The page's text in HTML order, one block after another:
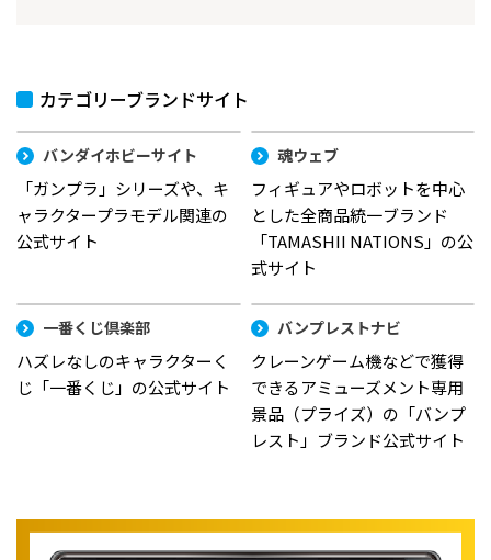
カテゴリーブランドサイト
バンダイホビーサイト
「ガンプラ」シリーズや、キ
ャラクタープラモデル関連の
公式サイト
魂ウェブ
フィギュアやロボットを中心
とした全商品統一ブランド
「TAMASHII NATIONS」の公
式サイト
一番くじ倶楽部
ハズレなしのキャラクターく
じ「一番くじ」の公式サイト
バンプレストナビ
クレーンゲーム機などで獲得
できるアミューズメント専用
景品（プライズ）の「バンプ
レスト」ブランド公式サイト